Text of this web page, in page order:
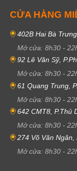
CỬA HÀNG
402B Hai Bà
Mở cửa: 8h30 -
92 Lê Văn Sỹ,
Mở cửa: 8h30 -
61 Quang Trung,
Mở cửa: 8h30 -
642 CMT8, P.Thủ
Mở cửa: 8h30 -
274 Võ Văn
Mở cửa: 8h30 -